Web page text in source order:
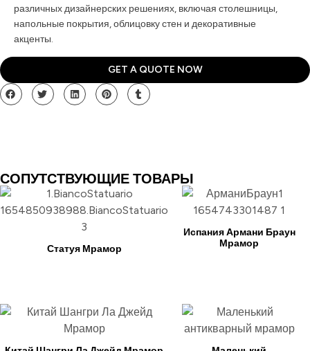
различных дизайнерских решениях, включая столешницы,
напольные покрытия, облицовку стен и декоративные
акценты.
GET A QUOTE NOW
СОПУТСТВУЮЩИЕ ТОВАРЫ
Статуя Мрамор
Испания Армани Браун
Мрамор